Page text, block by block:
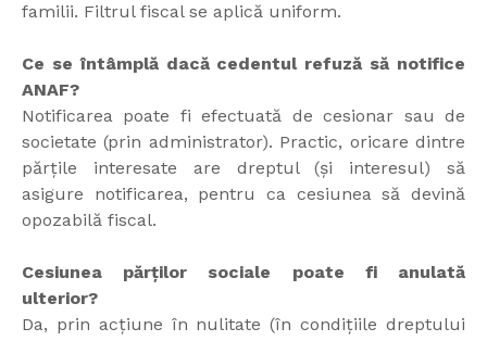
familii. Filtrul fiscal se aplică uniform.
Ce se întâmplă dacă cedentul refuză să notifice
ANAF?
Notificarea poate fi efectuată de cesionar sau de
societate (prin administrator). Practic, oricare dintre
părțile interesate are dreptul (și interesul) să
asigure notificarea, pentru ca cesiunea să devină
opozabilă fiscal.
Cesiunea părților sociale poate fi anulată
ulterior?
Da, prin acțiune în nulitate (în condițiile dreptului